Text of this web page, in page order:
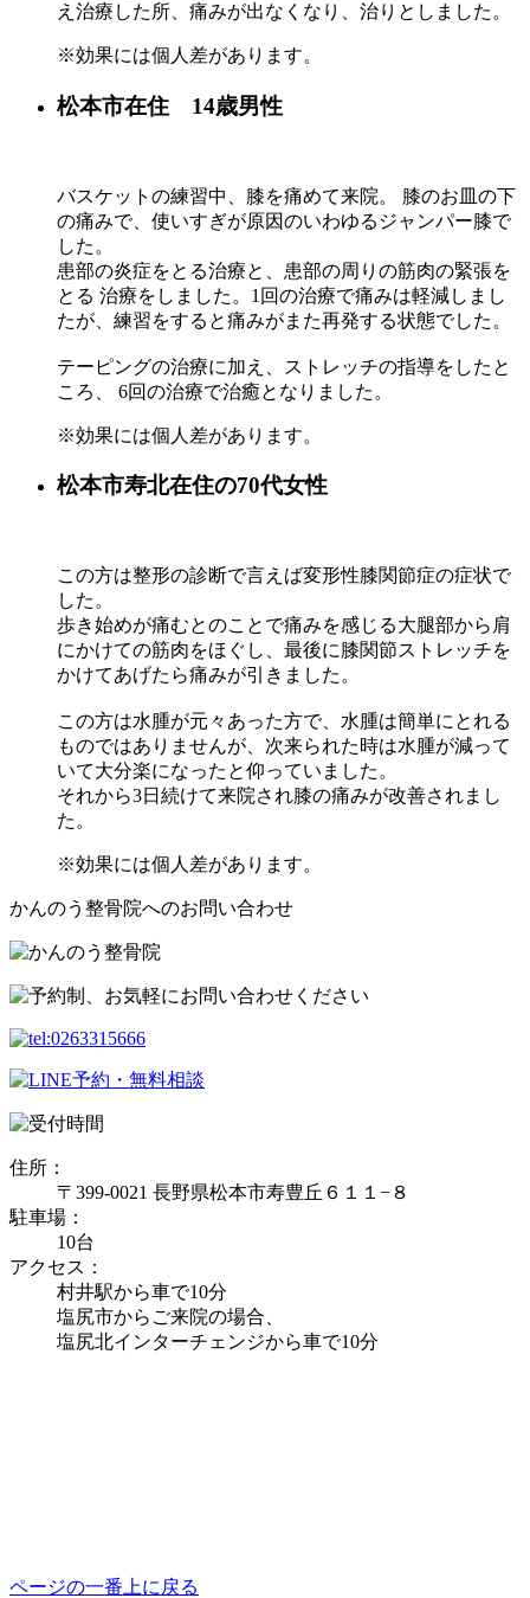
え治療した所、痛みが出なくなり、治りとしました。
※効果には個人差があります。
松本市在住 14歳男性
バスケットの練習中、膝を痛めて来院。 膝のお皿の下
の痛みで、使いすぎが原因のいわゆるジャンパー膝で
した。
患部の炎症をとる治療と、患部の周りの筋肉の緊張を
とる 治療をしました。1回の治療で痛みは軽減しまし
たが、練習をすると痛みがまた再発する状態でした。
テーピングの治療に加え、ストレッチの指導をしたと
ころ、 6回の治療で治癒となりました。
※効果には個人差があります。
松本市寿北在住の70代女性
この方は整形の診断で言えば変形性膝関節症の症状で
した。
歩き始めが痛むとのことで痛みを感じる大腿部から肩
にかけての筋肉をほぐし、最後に膝関節ストレッチを
かけてあげたら痛みが引きました。
この方は水腫が元々あった方で、水腫は簡単にとれる
ものではありませんが、次来られた時は水腫が減って
いて大分楽になったと仰っていました。
それから3日続けて来院され膝の痛みが改善されまし
た。
※効果には個人差があります。
かんのう整骨院へのお問い合わせ
住所：
〒399-0021 長野県松本市寿豊丘６１１−８
駐車場：
10台
アクセス：
村井駅から車で10分
塩尻市からご来院の場合、
塩尻北インターチェンジから車で10分
ページの一番上に戻る